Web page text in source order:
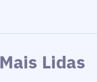
Mais Lidas